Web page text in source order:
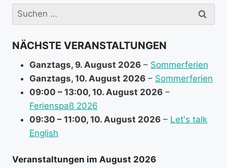
i
n
o
a
Suchen
nach:
NÄCHSTE VERANSTALTUNGEN
Ganztags, 9. August 2026 – Sommerferien
Ganztags, 10. August 2026 – Sommerferien
09:00 – 13:00, 10. August 2026 –
Ferienspaß 2026
09:30 – 11:00, 10. August 2026 – Let's talk
English
Veranstaltungen im August 2026